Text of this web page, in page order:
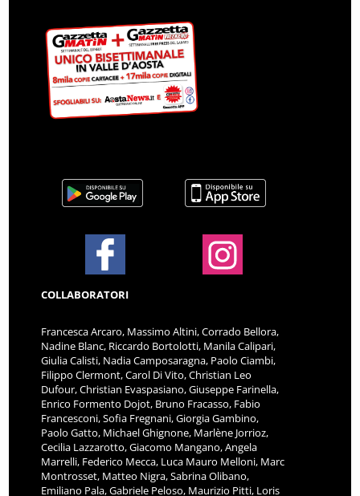
COLLABORATORI
Francesca Arcaro, Massimo Altini, Corrado Bellora,
Nadine Blanc, Riccardo Bortolotti, Manila Calipari,
Giulia Calisti, Nadia Camposaragna, Paolo Ciambi,
Filippo Clermont, Carol Di Vito, Christian Leo
Dufour, Christian Evaspasiano, Giuseppe Farinella,
Enrico Formento Dojot, Bruno Fracasso, Fabio
Francesconi, Sofia Fregnani, Giorgia Gambino,
Paolo Gatto, Michael Ghignone, Marlène Jorrioz,
Cecilia Lazzarotto, Giacomo Mangano, Angela
Marrelli, Federico Mecca, Luca Mauro Melloni, Marc
Montrosset, Matteo Nigra, Sabrina Olibano,
Emiliano Pala, Gabriele Peloso, Maurizio Pitti, Loris